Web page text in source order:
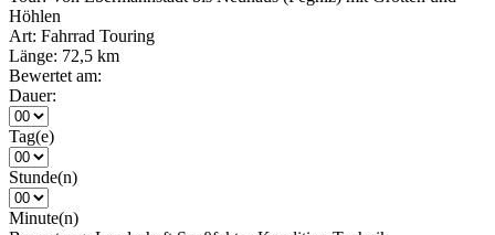
Höhlen
Art: Fahrrad Touring
Länge: 72,5 km
Bewertet am:
Dauer:
Tag(e)
Stunde(n)
Minute(n)